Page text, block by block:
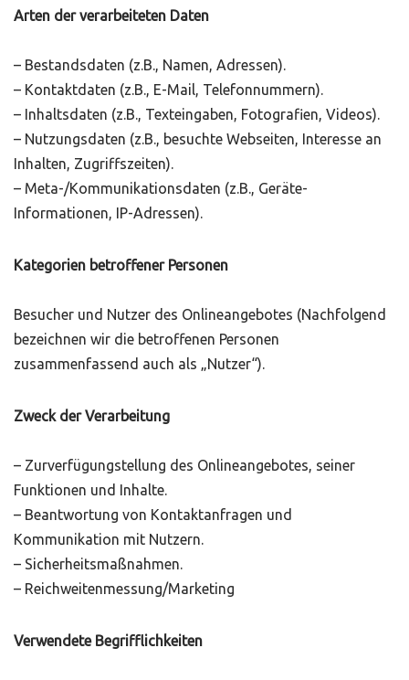
Arten der verarbeiteten Daten
– Bestandsdaten (z.B., Namen, Adressen).
– Kontaktdaten (z.B., E-Mail, Telefonnummern).
– Inhaltsdaten (z.B., Texteingaben, Fotografien, Videos).
– Nutzungsdaten (z.B., besuchte Webseiten, Interesse an
Inhalten, Zugriffszeiten).
– Meta-/Kommunikationsdaten (z.B., Geräte-
Informationen, IP-Adressen).
Kategorien betroffener Personen
Besucher und Nutzer des Onlineangebotes (Nachfolgend
bezeichnen wir die betroffenen Personen
zusammenfassend auch als „Nutzer“).
Zweck der Verarbeitung
– Zurverfügungstellung des Onlineangebotes, seiner
Funktionen und Inhalte.
– Beantwortung von Kontaktanfragen und
Kommunikation mit Nutzern.
– Sicherheitsmaßnahmen.
– Reichweitenmessung/Marketing
Verwendete Begrifflichkeiten